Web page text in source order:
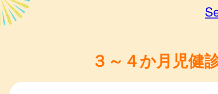
３～４か月児健